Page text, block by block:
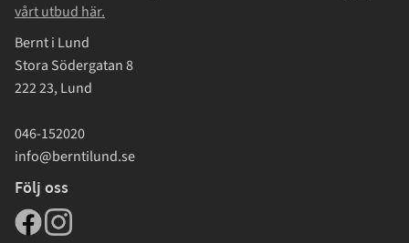
vårt utbud här.
Bernt i Lund
Stora Södergatan 8
222 23, Lund
046-152020
info@berntilund.se
Följ oss